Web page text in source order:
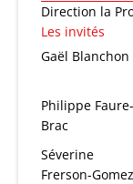
Direction la
Les invités
Gaël Blanchon
Philippe Faure-
Brac
Séverine
Frerson-Gomez